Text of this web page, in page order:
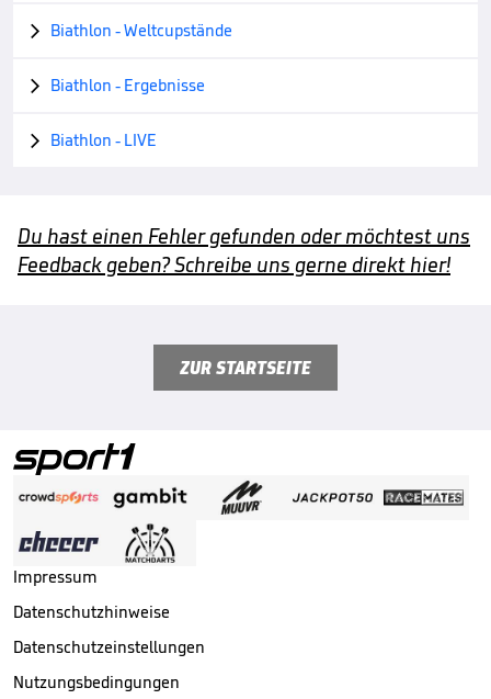
 Biathlon - Weltcupstände
 Biathlon - Ergebnisse
 Biathlon - LIVE
Du hast einen Fehler gefunden oder möchtest uns
Feedback geben? Schreibe uns gerne direkt hier!
ZUR STARTSEITE
Impressum
Datenschutzhinweise
Datenschutzeinstellungen
Nutzungsbedingungen